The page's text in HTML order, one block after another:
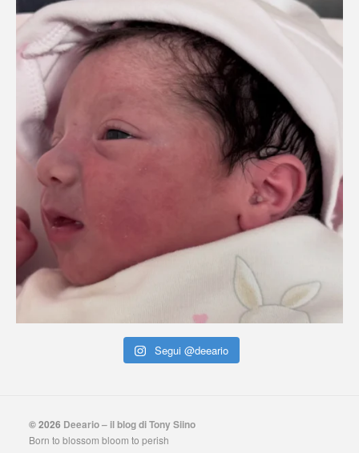
Segui @deeario
© 2026 Deeario – il blog di Tony Siino
Born to blossom bloom to perish